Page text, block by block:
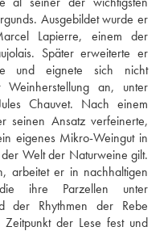
Ausgebildet wurde er
Lapierre, einem der
Später erweiterte er
und eignete sich nicht
Weinherstellung an, unter
Chauvet. Nach einem
seinen Ansatz verfeinerte,
eigenes Mikro-Weingut in
Welt der Naturweine gilt.
arbeitet er in nachhaltigen
ihre Parzellen unter
der Rhythmen der Rebe
der Lese fest und